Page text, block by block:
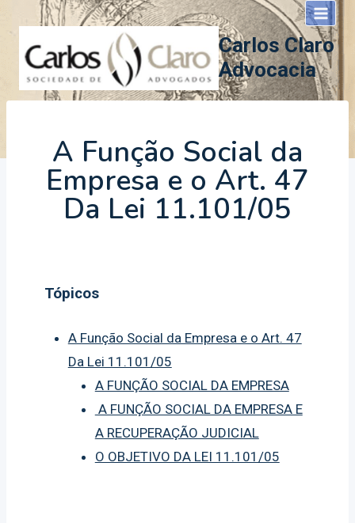
para
Conteúdo
Carlos Claro
Advocacia
A Função Social da
Empresa e o Art. 47
Da Lei 11.101/05
Tópicos
A Função Social da Empresa e o Art. 47
Da Lei 11.101/05
A FUNÇÃO SOCIAL DA EMPRESA
A FUNÇÃO SOCIAL DA EMPRESA E
A RECUPERAÇÃO JUDICIAL
O OBJETIVO DA LEI 11.101/05